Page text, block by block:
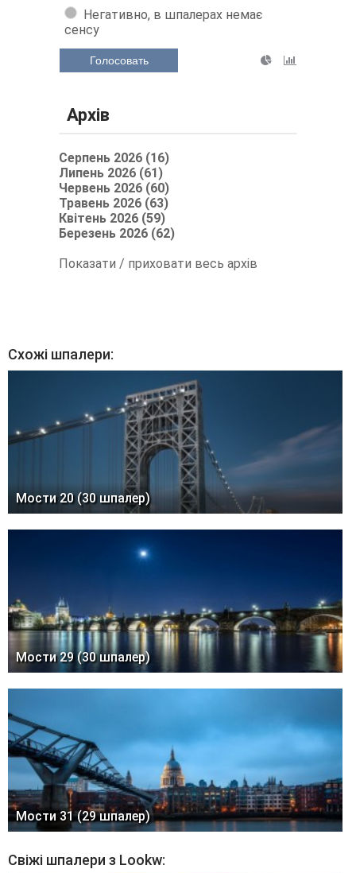
Негативно, в шпалерах немає
сенсу
Голосовать
Архів
Серпень 2026 (16)
Липень 2026 (61)
Червень 2026 (60)
Травень 2026 (63)
Квітень 2026 (59)
Березень 2026 (62)
Показати / приховати весь архів
Схожі шпалери:
Мости 20 (30 шпалер)
Мости 29 (30 шпалер)
Мости 31 (29 шпалер)
Свіжі шпалери з Lookw: